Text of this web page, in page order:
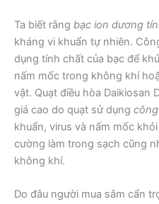
Ta biết rằng bạc ion dương
kháng vi khuẩn tự nhiên.
dụng tính chất của bạc để
nấm mốc trong không khí
vật. Quạt điều hòa Daikiosan
giá cao do quạt sử dụng
khuẩn, virus và nấm mốc
cường làm trong sạch cũng
không khí.
Do đâu người mua sắm cẩn